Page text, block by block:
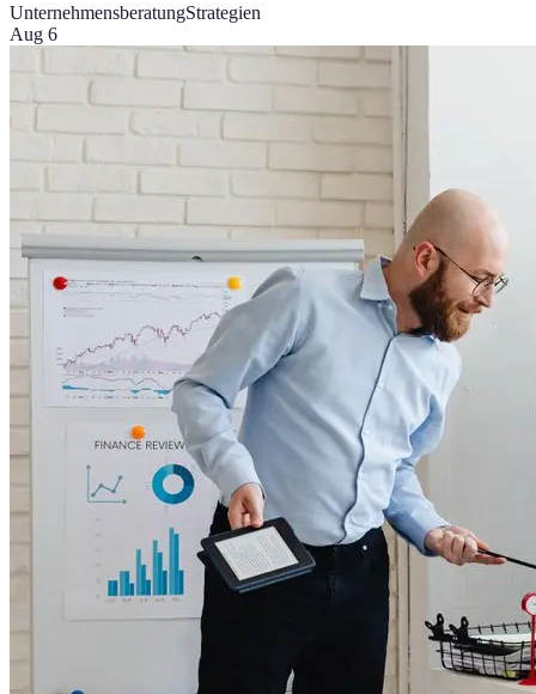
UnternehmensberatungStrategien
Aug 6